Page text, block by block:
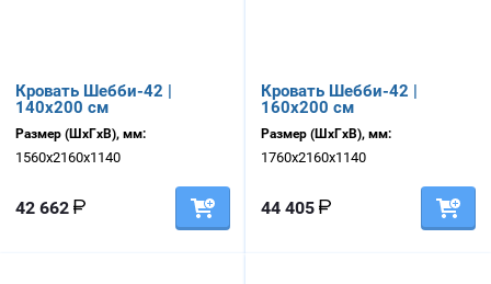
Кровать Шебби-42 |
140х200 см
Размер (ШхГхВ), мм:
1560х2160х1140
42 662
Кровать Шебби-42 |
160х200 см
Размер (ШхГхВ), мм:
1760х2160х1140
44 405